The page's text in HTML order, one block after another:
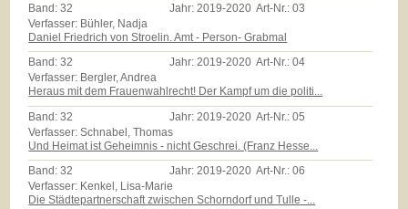
Band:32 Jahr: 2019-2020 Art-Nr.:03
Verfasser: Bühler, Nadja
Daniel Friedrich von Stroelin. Amt - Person- Grabmal
Band:32 Jahr:2019-2020 Art-Nr.:04
Verfasser: Bergler, Andrea
Heraus mit dem Frauenwahlrecht! Der Kampf um die politi...
Band:32 Jahr: 2019-2020 Art-Nr.:05
Verfasser: Schnabel, Thomas
Und Heimat ist Geheimnis - nicht Geschrei. (Franz Hesse...
Band:32 Jahr:2019-2020 Art-Nr.:06
Verfasser: Kenkel, Lisa-Marie
Die Städtepartnerschaft zwischen Schorndorf und Tulle -...